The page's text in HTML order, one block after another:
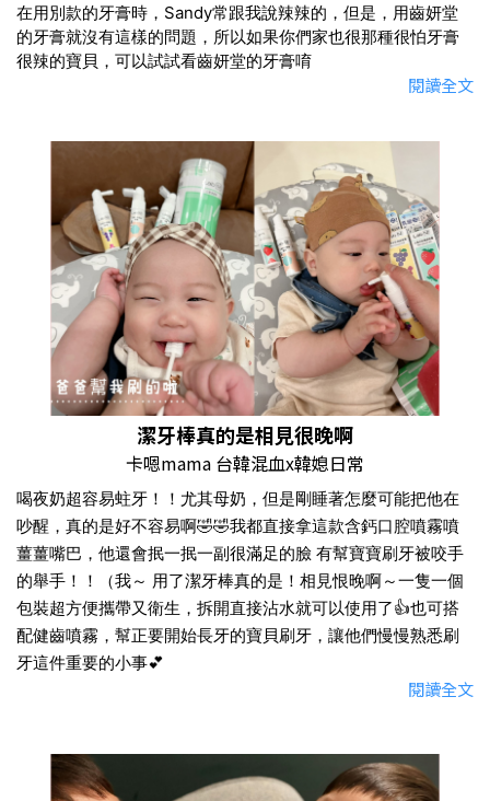
在用別款的牙膏時，Sandy常跟我說辣辣的，但是，用齒妍堂
的牙膏就沒有這樣的問題，所以如果你們家也很那種很怕牙膏
很辣的寶貝，可以試試看齒妍堂的牙膏唷
閱讀全文
潔牙棒真的是相見很晚啊
卡嗯mama 台韓混血x韓媳日常
喝夜奶超容易蛀牙！！尤其母奶，但是剛睡著怎麼可能把他在
吵醒，真的是好不容易啊🤣🤣我都直接拿這款含鈣口腔噴霧噴
薑薑嘴巴，他還會抿一抿一副很滿足的臉 有幫寶寶刷牙被咬手
的舉手！！（我～ 用了潔牙棒真的是！相見恨晚啊～一隻一個
包裝超方便攜帶又衛生，拆開直接沾水就可以使用了👍也可搭
配健齒噴霧，幫正要開始長牙的寶貝刷牙，讓他們慢慢熟悉刷
牙這件重要的小事💕
閱讀全文